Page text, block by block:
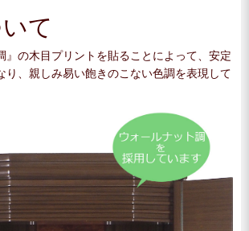
て
』の木目プリントを貼ることによって、安定
り、親しみ易い飽きのこない色調を表現して